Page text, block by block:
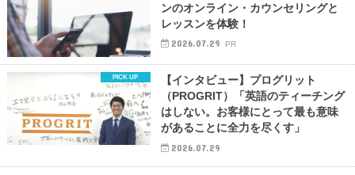
ンのオンライン・カウンセリングと
レッスンを体験！
2026.07.29 PR
【インタビュー】プログリット
（PROGRIT）「英語のティーチング
はしない。お客様にとって最も意味
があることに全力を尽くす」
2026.07.29